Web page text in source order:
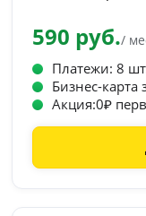
590 руб./
Платежи: 8
Бизнес-карта
Акция:0₽